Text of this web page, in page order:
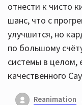
отнести к чисто
шанс, что с
улучшится, но
по большому
системы в целом,
качественного
Reanimation